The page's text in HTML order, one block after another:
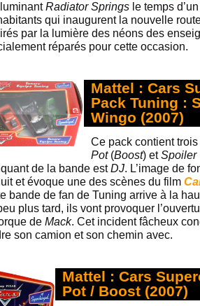
Radiator Springs le temps
qui inaugurent la nouvelle
par la lumière des néons des
réparés pour cette occasion.
Mattel : Cars
Pack Tuning :
Wingo (2007)
Ce pack contient
Pot(Boost) etSpoiler
de la bande estDJ. L’image de
et évoque une des scènes du film
bande de fan de Tuning arrive à la
plus tard, ils vont provoquer
de Mack. Cet incident fâcheux
son camion et son chemin avec.
Mattel : Cars
Pot / Boost (2007)